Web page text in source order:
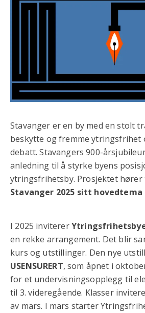
Stavanger er en by med en stolt
beskytte og fremme ytringsfrihet
debatt. Stavangers 900-
anledning til å styrke byens
ytringsfrihetsby. Prosjektet hører
Stavanger 2025 sitt hovedtema
I 2025 inviterer
en rekke arrangement. Det blir
kurs og utstillinger. Den nye
USENSURERT, som åpnet i
for et undervisningsopplegg til
til 3. videregående. Klasser
av mars. I mars starter